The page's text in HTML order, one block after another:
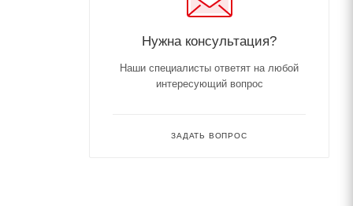
Нужна консультация?
Наши специалисты ответят на любой
интересующий вопрос
ЗАДАТЬ ВОПРОС